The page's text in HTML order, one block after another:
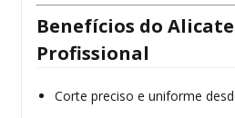
Benefícios do
Profissional
Corte preciso e uniforme